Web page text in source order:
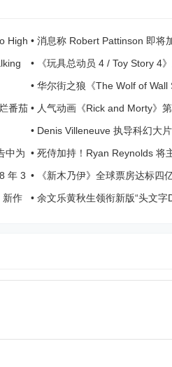
High • 消息称 Robert Pattinson 即将
影
•
《玩具总动员 4 / Toy Story 4
• 华尔街之狼《The Wolf of
番茄 • 人气动画《Rick and Morty》
• Denis Villeneuve 执导科幻大
中为 • 死侍加持！Ryan Reynolds 将
年 3 •
《新木乃伊》全球票房达标四
新作
• 余文乐黄秋生领衔新版“头文字